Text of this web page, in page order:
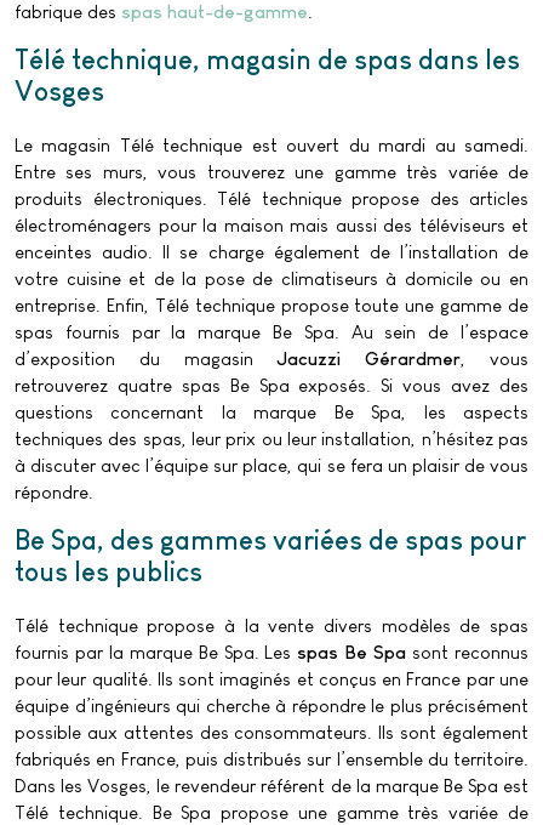
fabrique des spas haut-de-gamme.
Télé technique, magasin de spas dans les
Vosges
Le magasin Télé technique est ouvert du mardi au samedi.
Entre ses murs, vous trouverez une gamme très variée de
produits électroniques. Télé technique propose des articles
électroménagers pour la maison mais aussi des téléviseurs et
enceintes audio. Il se charge également de l’installation de
votre cuisine et de la pose de climatiseurs à domicile ou en
entreprise. Enfin, Télé technique propose toute une gamme de
spas fournis par la marque Be Spa. Au sein de l’espace
d’exposition du magasinJacuzzi Gérardmer, vous
retrouverez quatre spas Be Spa exposés. Si vous avez des
questions concernant la marque Be Spa, les aspects
techniques des spas, leur prix ou leur installation, n’hésitez pas
à discuter avec l’équipe sur place, qui se fera un plaisir de vous
répondre.
Be Spa, des gammes variées de spas pour
tous les publics
Télé technique propose à la vente divers modèles de spas
fournis par la marque Be Spa. Les spas Be Spa sont reconnus
pour leur qualité. Ils sont imaginés et conçus en France par une
équipe d’ingénieurs qui cherche à répondre le plus précisément
possible aux attentes des consommateurs. Ils sont également
fabriqués en France, puis distribués sur l’ensemble du territoire.
Dans les Vosges, le revendeur référent de la marque Be Spa est
Télé technique. Be Spa propose une gamme très variée de